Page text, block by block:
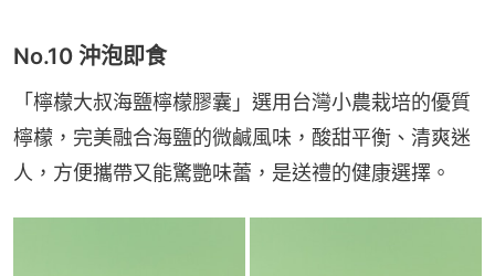
No.10 沖泡即食
「檸檬大叔海鹽檸檬膠囊」選用台灣小農栽培的優質
檸檬，完美融合海鹽的微鹹風味，酸甜平衡、清爽迷
人，方便攜帶又能驚艷味蕾，是送禮的健康選擇。